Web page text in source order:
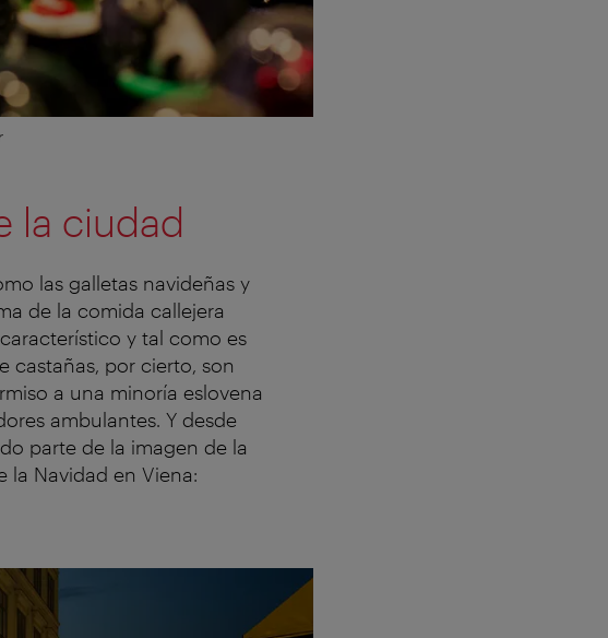
la ciudad
las galletas navideñas y
de la comida callejera
y tal como es
castañas, por cierto, son
a una minoría eslovena
ambulantes. Y desde
parte de la imagen de la
la Navidad en Viena: